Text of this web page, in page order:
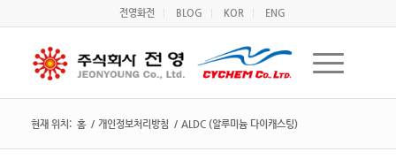
전영화전 BLOG KOR ENG
현재 위치: 홈 / 개인정보처리방침 / ALDC (알루미늄 다이캐스팅)